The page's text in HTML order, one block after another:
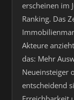
erscheinen im
Ranking. Das
Akteure
das: Mehr
Neueinsteiger
entscheidend